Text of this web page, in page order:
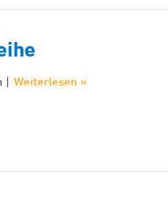
| Weiterlesen »